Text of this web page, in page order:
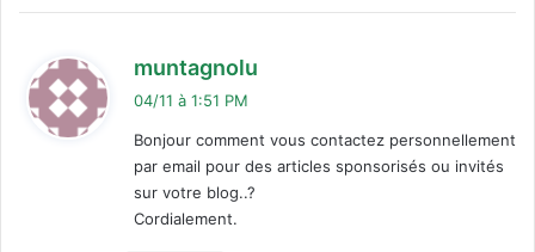
muntagnolu
:
04/11 à 1:51 PM
Bonjour comment vous contactez personnellement
par email pour des articles sponsorisés ou invités
sur votre blog..?
Cordialement.